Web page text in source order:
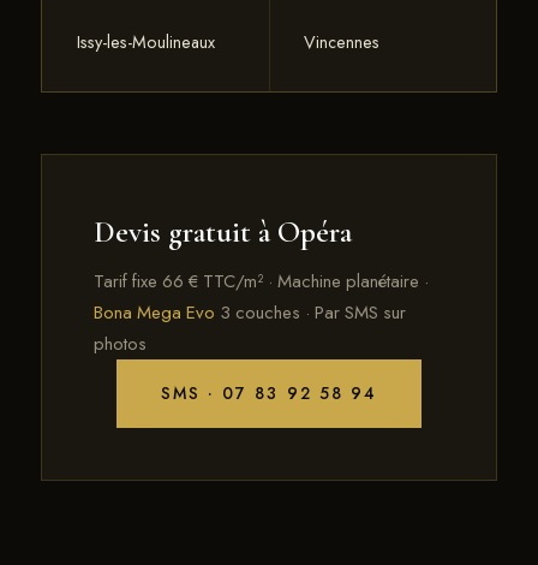
Issy-les-Moulineaux Vincennes
Devis gratuit à Opéra
Tarif fixe 66 € TTC/m² · Machine planétaire ·
Bona Mega Evo 3 couches · Par SMS sur
photos
SMS · 07 83 92 58 94